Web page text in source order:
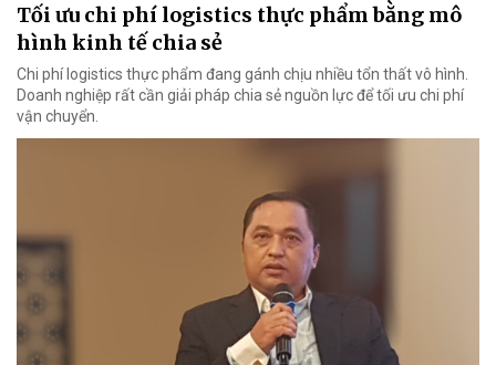
Tối ưu chi phí logistics thực phẩm bằng mô
hình kinh tế chia sẻ
Chi phí logistics thực phẩm đang gánh chịu nhiều tổn thất vô hình.
Doanh nghiệp rất cần giải pháp chia sẻ nguồn lực để tối ưu chi phí
vận chuyển.